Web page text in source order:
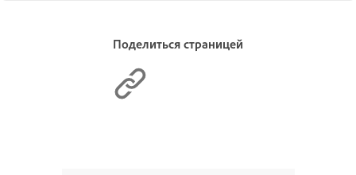
Поделиться страницей